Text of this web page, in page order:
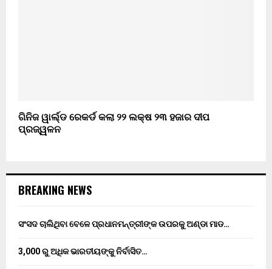
ଗିନିଜ ୱାର୍ଲ୍ଡ ରେକର୍ଡ କଲା ୨୨ ଲକ୍ଷ ୨୩ ହଜାର ଦୀପ
ପ୍ରଜ୍ୱଳନ
BREAKING NEWS
ସଂସଦ ଚାଲିଥିବା ବେଳେ ପ୍ରଧାନମନ୍ତ୍ରୀଙ୍କ ଉପରକୁ ଅଣ୍ଡା ମାଡ…
3,000 ରୁ ଅଧିକ ଭାରତୀୟଙ୍କୁ ନିର୍ବାସିତ…